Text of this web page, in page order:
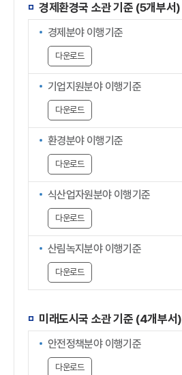
경제환경국 소관 기준 (5개부서)
경제분야 이행기준
다운로드
기업지원분야 이행기준
다운로드
환경분야 이행기준
다운로드
식산업자원분야 이행기준
다운로드
산림녹지분야 이행기준
다운로드
미래도시국 소관 기준 (4개부서)
안전정책분야 이행기준
다운로드